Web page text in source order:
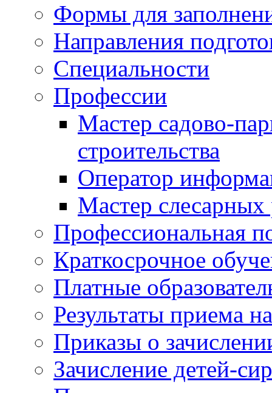
Формы для
Направления
Специальности
Профессии
Мастер садово-
строительства
Оператор
Мастер слесарных
Профессиональная
Краткосрочное
Платные
Результаты приема
Приказы о
Зачисление детей-